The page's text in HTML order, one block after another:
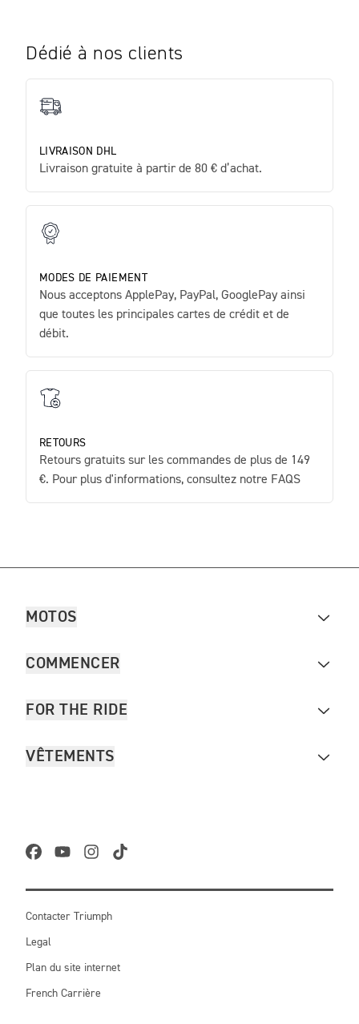
Dédié à nos clients
LIVRAISON DHL
Livraison gratuite à partir de 80 € d’achat.
MODES DE PAIEMENT
Nous acceptons ApplePay, PayPal, GooglePay ainsi
que toutes les principales cartes de crédit et de
débit.
RETOURS
Retours gratuits sur les commandes de plus de 149
€. Pour plus d'informations, consultez notre FAQS
MOTOS
COMMENCER
FOR THE RIDE
VÊTEMENTS
Contacter Triumph
Legal
Plan du site internet
French Carrière